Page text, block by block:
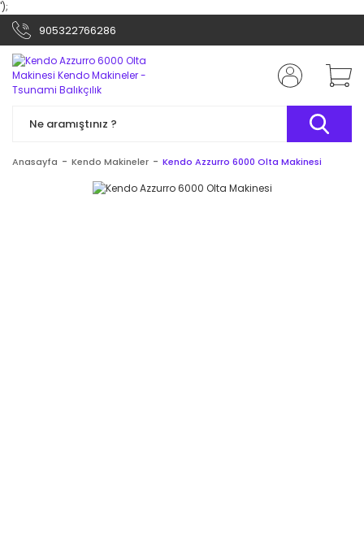
');
905322766286
Anasayfa Kendo Makineler Kendo Azzurro 6000 Olta Makinesi